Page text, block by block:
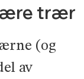
trær
(og
av